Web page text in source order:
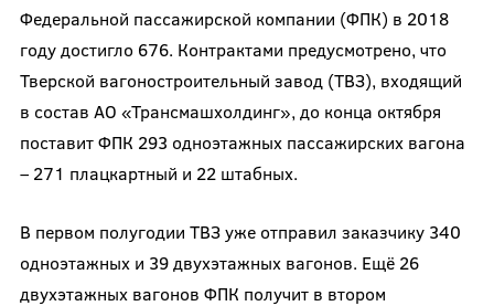
Федеральной пассажирской компании (ФПК) в 2018
году достигло 676. Контрактами предусмотрено, что
Тверской вагоностроительный завод (ТВЗ), входящий
в состав АО «Трансмашхолдинг», до конца октября
поставит ФПК 293 одноэтажных пассажирских вагона
– 271 плацкартный и 22 штабных.
В первом полугодии ТВЗ уже отправил заказчику 340
одноэтажных и 39 двухэтажных вагонов. Ещё 26
двухэтажных вагонов ФПК получит в втором